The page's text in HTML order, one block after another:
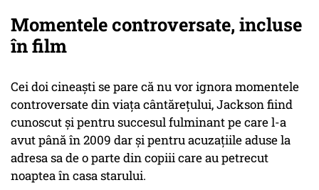
Momentele controversate, incluse
în film
Cei doi cineaști se pare că nu vor ignora momentele
controversate din viața cântărețului, Jackson fiind
cunoscut și pentru succesul fulminant pe care l-a
avut până în 2009 dar și pentru acuzațiile aduse la
adresa sa de o parte din copiii care au petrecut
noaptea în casa starului.